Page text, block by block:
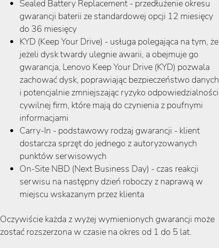
Sealed Battery Replacement - przedłużenie okresu
gwarancji baterii ze standardowej opcji 12 miesięcy
do 36 miesięcy
KYD (Keep Your Drive) - usługa polegająca na tym, że
jeżeli dysk twardy ulegnie awarii, a obejmuje go
gwarancja, Lenovo Keep Your Drive (KYD) pozwala
zachować dysk, poprawiając bezpieczeństwo danych
i potencjalnie zmniejszając ryzyko odpowiedzialności
cywilnej firm, które mają do czynienia z poufnymi
informacjami
Carry-In - podstawowy rodzaj gwarancji - klient
dostarcza sprzęt do jednego z autoryzowanych
punktów serwisowych
On-Site NBD (Next Business Day) - czas reakcji
serwisu na następny dzień roboczy z naprawą w
miejscu wskazanym przez klienta
Oczywiście każda z wyżej wymienionych gwarancji może
zostać rozszerzona w czasie na okres od 1 do 5 lat.